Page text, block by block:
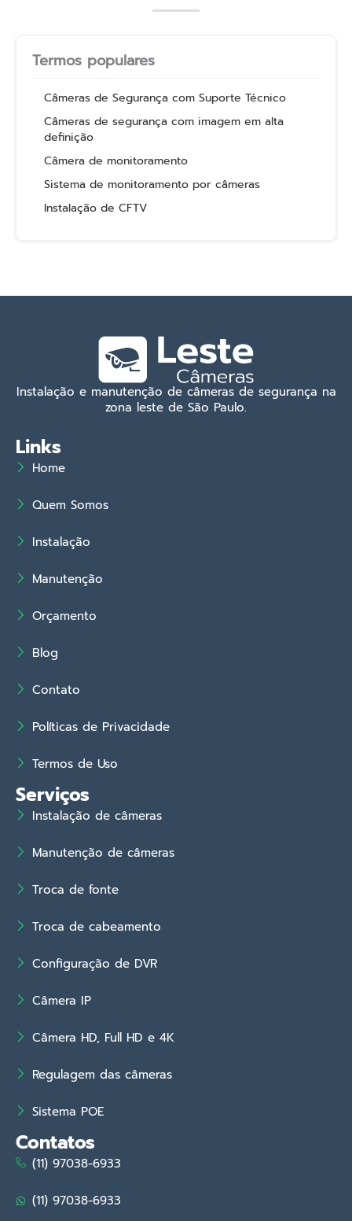
Termos populares
Câmeras de Segurança com Suporte Técnico
Câmeras de segurança com imagem em alta
definição
Câmera de monitoramento
Sistema de monitoramento por câmeras
Instalação de CFTV
Instalação e manutenção de câmeras de segurança na
zona leste de São Paulo.
Links
Home
Quem Somos
Instalação
Manutenção
Orçamento
Blog
Contato
Políticas de Privacidade
Termos de Uso
Serviços
Instalação de câmeras
Manutenção de câmeras
Troca de fonte
Troca de cabeamento
Configuração de DVR
Câmera IP
Câmera HD, Full HD e 4K
Regulagem das câmeras
Sistema POE
Contatos
(11) 97038-6933
(11) 97038-6933